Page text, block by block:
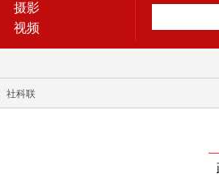
摄影
视频
社科联